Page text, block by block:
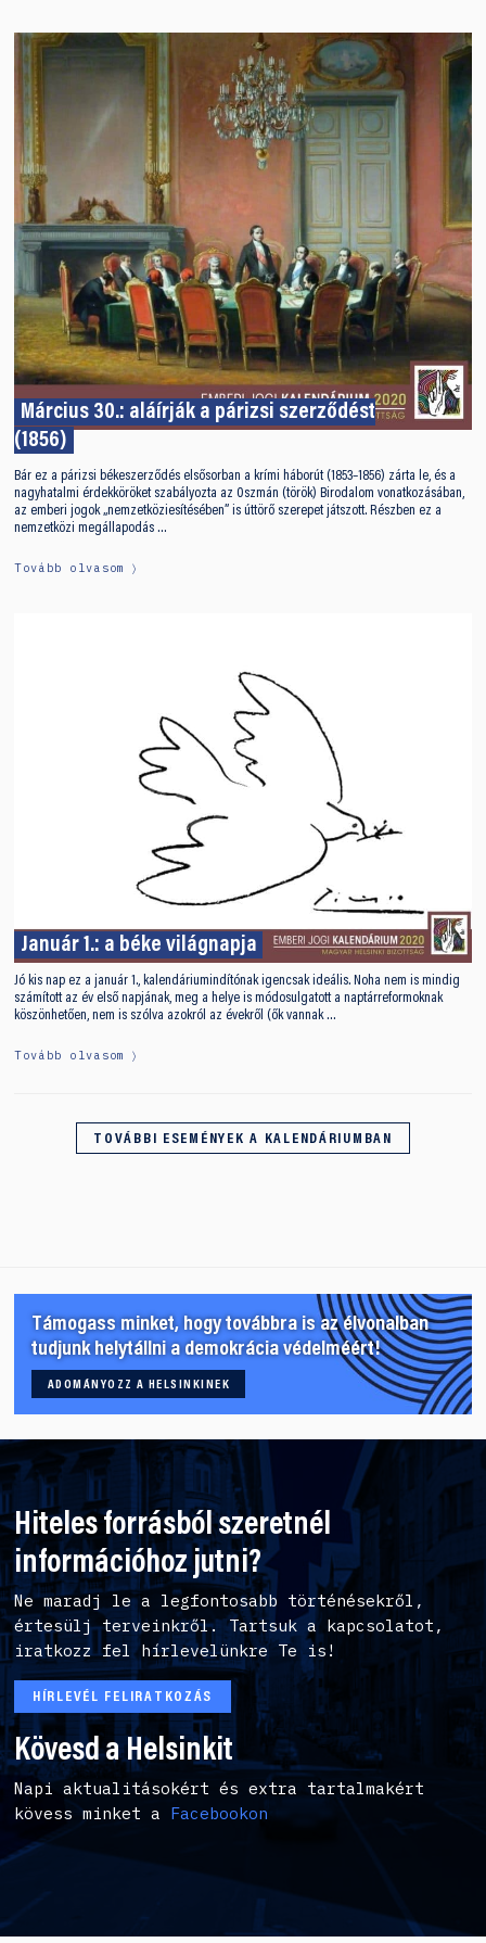
Március 30.: aláírják a párizsi szerződést
(1856)
Bár ez a párizsi békeszerződés elsősorban a krími háborút (1853–1856) zárta le, és a
nagyhatalmi érdekköröket szabályozta az Oszmán (török) Birodalom vonatkozásában,
az emberi jogok „nemzetköziesítésében” is úttörő szerepet játszott. Részben ez a
nemzetközi megállapodás …
Tovább olvasom
Január 1.: a béke világnapja
Jó kis nap ez a január 1., kalendáriumindítónak igencsak ideális. Noha nem is mindig
számított az év első napjának, meg a helye is módosulgatott a naptárreformoknak
köszönhetően, nem is szólva azokról az évekről (ők vannak …
Tovább olvasom
TOVÁBBI ESEMÉNYEK A KALENDÁRIUMBAN
Támogass minket, hogy továbbra is az élvonalban
tudjunk helytállni a demokrácia védelméért!
ADOMÁNYOZZ A HELSINKINEK
Hiteles forrásból szeretnél
információhoz jutni?
Ne maradj le a legfontosabb történésekről,
értesülj terveinkről. Tartsuk a kapcsolatot,
iratkozz fel hírlevelünkre Te is!
HÍRLEVÉL FELIRATKOZÁS
Kövesd a Helsinkit
Napi aktualitásokért és extra tartalmakért
kövess minket a Facebookon